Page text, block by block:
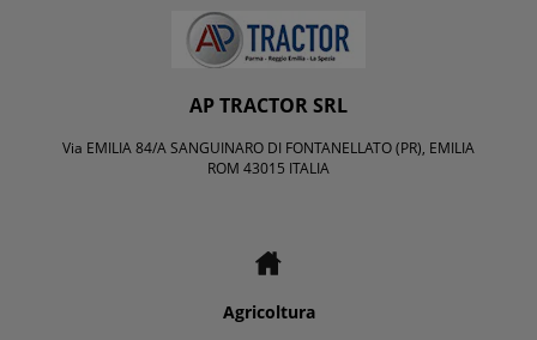
AP TRACTOR SRL
Via EMILIA 84/A SANGUINARO DI FONTANELLATO (PR), EMILIA
ROM 43015 ITALIA
Agricoltura